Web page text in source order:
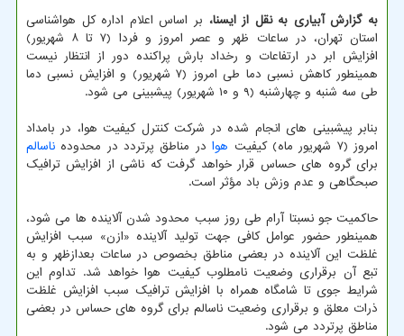
به گزارش آبیاری به نقل از ایسنا، بر اساس اعلام اداره کل هواشناسی
استان تهران، در ساعات ظهر و عصر امروز و فردا (۷ تا ۸ شهریور)
افزایش ابر در ارتفاعات و رخداد بارش پراکنده دور از انتظار نیست
همینطور کاهش نسبی دما طی امروز (۷ شهریور) و افزایش نسبی دما
طی سه شنبه و چهارشنبه (۹ و ۱۰ شهریور) پیشبینی می شود.
بنابر پیشبینی های انجام شده در شرکت کنترل کیفیت هوا، در بامداد
امروز (۷ شهریور ماه) کیفیت
هوادر مناطق پرتردد در محدوده ناسالم
برای گروه های حساس قرار خواهد گرفت که ناشی از افزایش ترافیک
صبحگاهی و عدم وزش باد مؤثر است.
حاکمیت جو نسبتا آرام طی روز سبب محدود شدن آلاینده ها می شود،
همینطور حضور عوامل کافی جهت تولید آلاینده «ازن» سبب افزایش
غلظت این آلاینده در بعضی مناطق بخصوص در ساعات بعدازظهر و به
تبع آن برقراری وضعیت نامطلوب کیفیت هوا خواهد شد. تداوم این
شرایط جوی تا شامگاه همراه با افزایش ترافیک سبب افزایش غلظت
ذرات معلق و برقراری وضعیت ناسالم برای گروه های حساس در بعضی
مناطق پرتردد می شود.